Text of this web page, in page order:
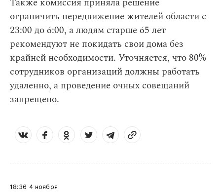
ограничить передвижение жителей области с
23:00 до 6:00, а людям старше 65 лет
рекомендуют не покидать свои дома без
крайней необходимости. Уточняется, что 80%
сотрудников организаций должны работать
удаленно, а проведение очных совещаний
запрещено.
18:36 4 ноября